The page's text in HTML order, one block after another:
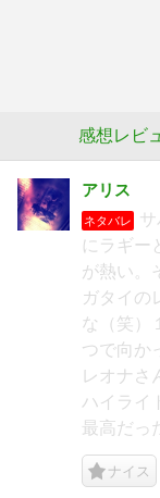
感想レビ
アリス
ネタバレ
にラギー
が熱い。
ガタイの
な（笑）
つで向か
レオナさ
ハイライ
最高だっ
ナイス